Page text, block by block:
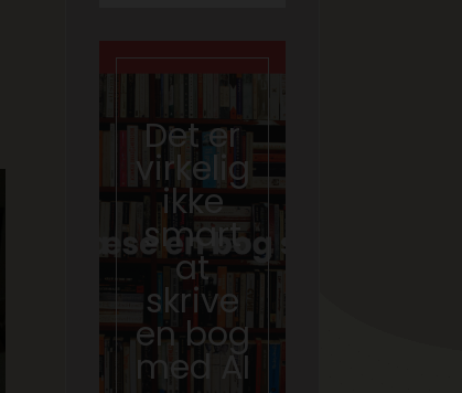
Det er
virkelig
ikke
smart
at
skrive
en bog
med AI